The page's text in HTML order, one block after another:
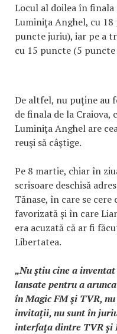
Locul al doilea în
Luminiţa Anghel, cu
puncte juriu), iar pe a
cu 15 puncte (5
De altfel, nu puţine au
de finala de la Craiova,
Luminiţa Anghel are
reuşi să câştige.
Pe 8 martie, chiar în
scrisoare deschisă
Tănase, în care se
favorizată și în care
era acuzată că ar fi
Libertatea.
„Nu ştiu cine a
lansate pentru a
în Magic FM şi TVR,
invitaţii, nu sunt în
interfaţa dintre TVR şi